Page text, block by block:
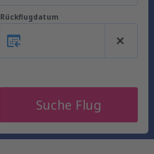
Rückflugdatum
Suche Flug